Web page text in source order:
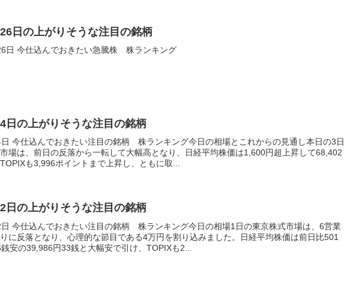
日の上がりそうな注目の銘柄
日 今仕込んでおきたい急騰株 株ランキング
日の上がりそうな注目の銘柄
今仕込んでおきたい注目の銘柄 株ランキング今日の相場とこれからの見通し本日の3日
場は、前日の反落から一転して大幅高となり、日経平均株価は1,600円超上昇して68,402
も3,996ポイントまで上昇し、ともに取...
日の上がりそうな注目の銘柄
今仕込んでおきたい注目の銘柄 株ランキング今日の相場1日の東京株式市場は、6営業
に反落となり、心理的な節目である4万円を割り込みました。日経平均株価は前日比501
安の39,986円33銭と大幅安で引け、TOPIXも2...